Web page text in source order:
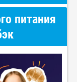
питания